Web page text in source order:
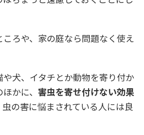
ろや、家の庭なら問題なく使え
や犬、イタチとか動物を寄り付か
かに、 害虫を寄せ付けない効果
虫の害に悩まされている人には良